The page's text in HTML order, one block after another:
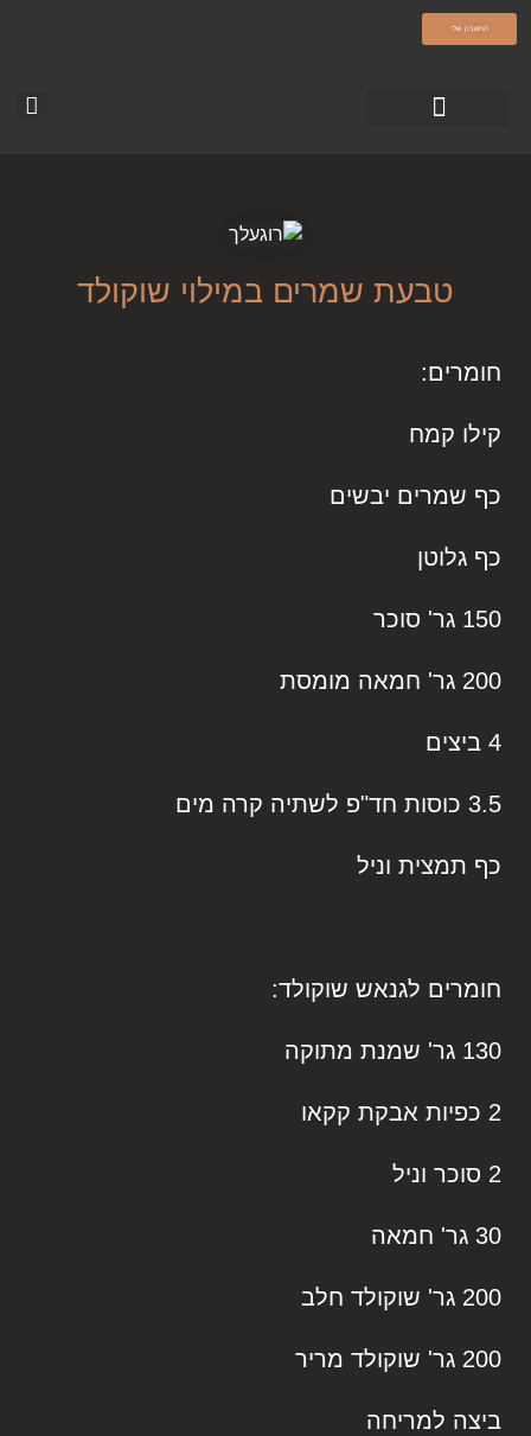
olamatokonline.com
החשבון שלי
טבעת שמרים במילוי שוקולד
חומרים:
קילו קמח
כף שמרים יבשים
כף גלוטן
150 גר' סוכר
200 גר' חמאה מומסת
4 ביצים
3.5 כוסות חד"פ לשתיה קרה מים
כף תמצית וניל
חומרים לגנאש שוקולד:
130 גר' שמנת מתוקה
2 כפיות אבקת קקאו
2 סוכר וניל
30 גר' חמאה
200 גר' שוקולד חלב
200 גר' שוקולד מריר
ביצה למריחה